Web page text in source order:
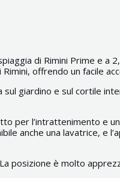
di Rimini Prime e
offrendo un facile
giardino e sul cortile
per l’intrattenimento
anche una lavatrice, e
posizione è molto